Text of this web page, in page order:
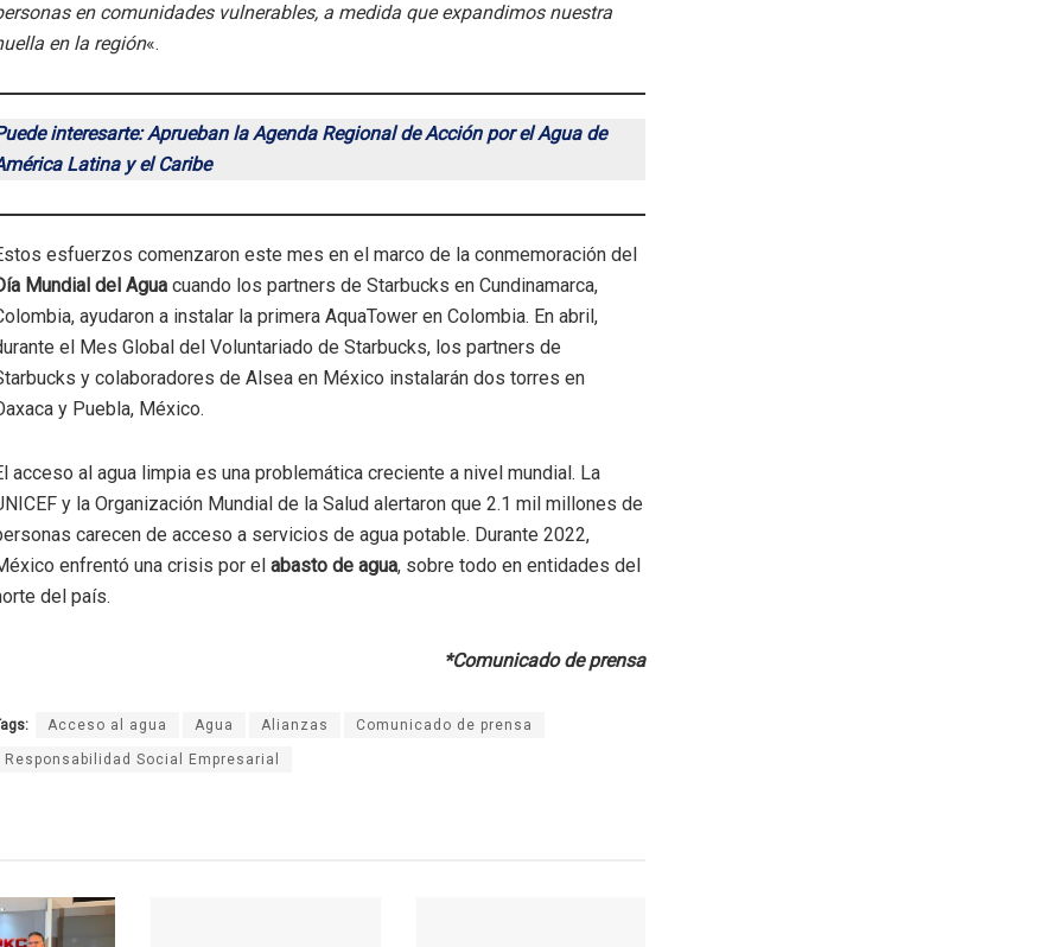
en comunidades vulnerables, a medida que expandimos nuestra
en la región«.
interesarte: Aprueban la Agenda Regional de Acción por el Agua de
Latina y el Caribe
esfuerzos comenzaron este mes en el marco de la conmemoración del
Mundial del Agua cuando los partners de Starbucks en Cundinamarca,
ayudaron a instalar la primera AquaTower en Colombia. En abril,
el Mes Global del Voluntariado de Starbucks, los partners de
y colaboradores de Alsea en México instalarán dos torres en
y Puebla, México.
acceso al agua limpia es una problemática creciente a nivel mundial. La
y la Organización Mundial de la Salud alertaron que 2.1 mil millones de
carecen de acceso a servicios de agua potable. Durante 2022,
enfrentó una crisis por el abasto de agua, sobre todo en entidades del
del país.
*Comunicado de prensa
Acceso al agua Agua Alianzas Comunicado de prensa
Responsabilidad Social Empresarial